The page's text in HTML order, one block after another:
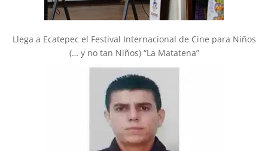
Llega a Ecatepec el Festival Internacional de Cine para Niños
(… y no tan Niños) “La Matatena”